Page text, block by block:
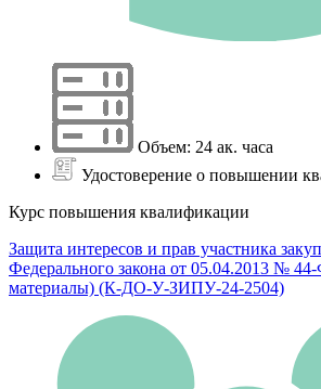
Объем: 24 ак. часа
Удостоверение о повышении
Курс повышения квалификации
Защита интересов и прав участника
Федерального закона от 05.04.2013 №
материалы) (К-ДО-У-ЗИПУ-24-2504)